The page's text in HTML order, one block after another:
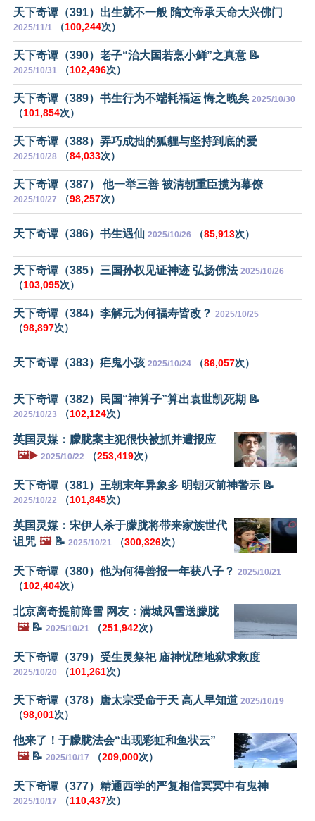
天下奇谭（391）出生就不一般 隋文帝承天命大兴佛门
2025/11/1 （100,244次）
天下奇谭（390）老子“治大国若烹小鲜”之真意 📝
2025/10/31 （102,496次）
天下奇谭（389）书生行为不端耗福运 悔之晚矣 2025/10/30
（101,854次）
天下奇谭（388）弄巧成拙的狐貍与坚持到底的爱
2025/10/28 （84,033次）
天下奇谭（387） 他一举三善 被清朝重臣揽为幕僚
2025/10/27 （98,257次）
天下奇谭（386）书生遇仙 2025/10/26 （85,913次）
天下奇谭（385）三国孙权见证神迹 弘扬佛法 2025/10/26
（103,095次）
天下奇谭（384）李解元为何福寿皆改？ 2025/10/25
（98,897次）
天下奇谭（383）疟鬼小孩 2025/10/24 （86,057次）
天下奇谭（382）民国“神算子”算出袁世凯死期 📝
2025/10/23 （102,124次）
英国灵媒：朦胧案主犯很快被抓并遭报应
🖼️▶️ 2025/10/22 （253,419次）
天下奇谭（381）王朝末年异象多 明朝灭前神警示 📝
2025/10/22 （101,845次）
英国灵媒：宋伊人杀于朦胧将带来家族世代
诅咒 🖼️📝 2025/10/21 （300,326次）
天下奇谭（380）他为何得善报一年获八子？ 2025/10/21
（102,404次）
北京离奇提前降雪 网友：满城风雪送朦胧
🖼️📝 2025/10/21 （251,942次）
天下奇谭（379）受生灵祭祀 庙神忧堕地狱求救度
2025/10/20 （101,261次）
天下奇谭（378）唐太宗受命于天 高人早知道 2025/10/19
（98,001次）
他来了！于朦胧法会“出现彩虹和鱼状云”
🖼️📝 2025/10/17 （209,000次）
天下奇谭（377）精通西学的严复相信冥冥中有鬼神
2025/10/17 （110,437次）